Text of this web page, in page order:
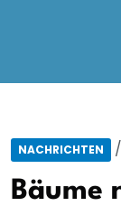
NACHRICHTEN /
Bäume